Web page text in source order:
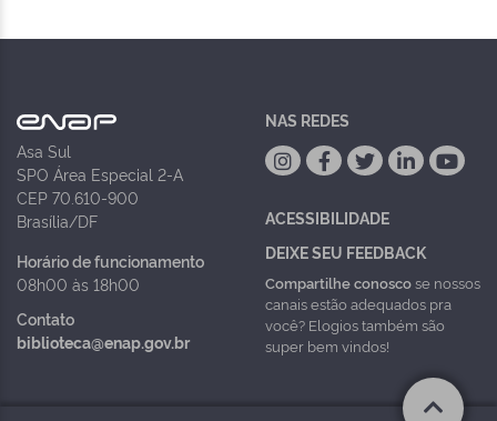
Asa Sul
SPO Área Especial 2-A
CEP 70.610-900
Brasília/DF
Horário de funcionamento
08h00 às 18h00
Contato
biblioteca@enap.gov.br
NAS REDES
ACESSIBILIDADE
DEIXE SEU FEEDBACK
Compartilhe conoscose nossos
canais estão adequados pra
você? Elogios também são
super bem vindos!